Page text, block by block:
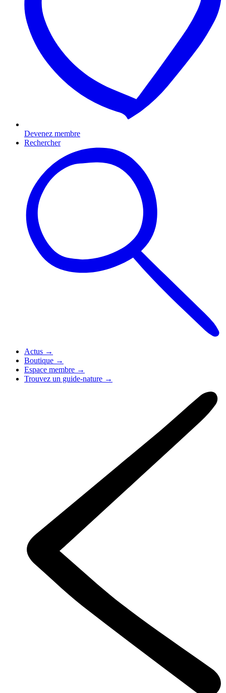
Devenez membre
Rechercher
Actus →
Boutique →
Espace membre →
Trouvez un guide-nature →